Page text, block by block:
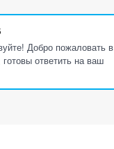
Добро пожаловать в
ответить на ваш